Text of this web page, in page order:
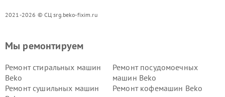
2021-2026 © СЦ srg.beko-fixim.ru
Мы ремонтируем
Ремонт стиральных машин
Beko
Ремонт посудомоечных
машин Beko
Ремонт сушильных машин
Ремонт кофемашин Beko